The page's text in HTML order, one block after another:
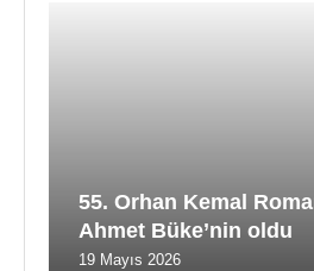
55. Orhan Kemal
Ahmet Büke’nin oldu
19 Mayıs 2026